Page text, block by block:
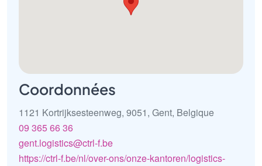
Coordonnées
1121 Kortrijksesteenweg, 9051, Gent, Belgique
09 365 66 36
gent.logistics@ctrl-f.be
https://ctrl-f.be/nl/over-ons/onze-kantoren/logistics-